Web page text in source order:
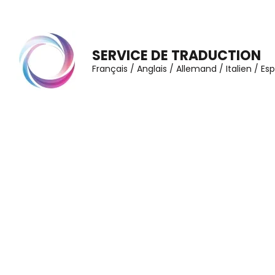
contenu
(Pressez
Entrée)
SERVICE DE TRADUCTION
Français / Anglais / Allemand / Italien /